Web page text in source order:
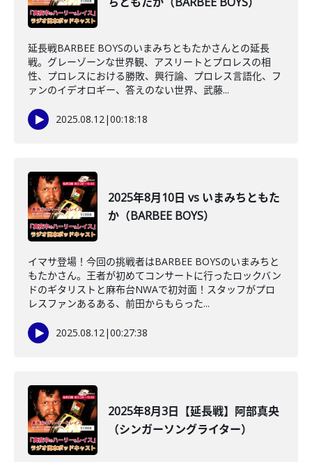
延長戦BARBEE BOYSのいまみちともたかさんとの延長
戦。グレーゾーンな世界観、アスリートとプロレスの相
性、プロレスにおける勝敗、興行論、プロレス言語化、フ
ァンのイデオロギー、答えのない世界、武藤...
2025.08.12|00:18:18
2025年8月10日 vs いまみちともた
か（BARBEE BOYS）
イマサ登場！今回の挑戦者はBARBEE BOYSのいまみちと
もたかさん。王者が初めてコンサートに行ったロックバン
ドのギタリストと麻布台NWAで初対面！スタッフがプロ
レスファンあるある、前田からもらった...
2025.08.12|00:27:38
2025年8月3日【延長戦】阿部真央
（シンガーソングライター）